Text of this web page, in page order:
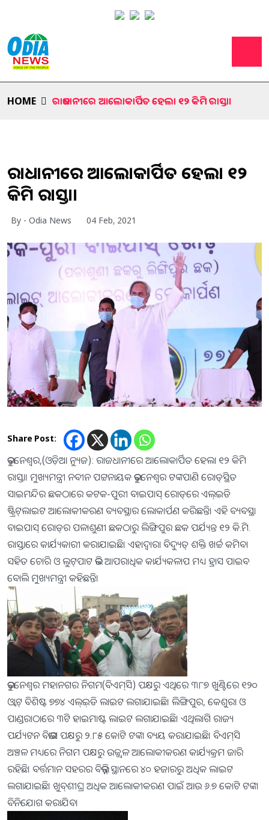
HOME ରାଜଧାନୀରେ ଆଲୋକାର୍ପିତ ହେଲା ୧୨ କିମି ରାସ୍ତା।
ରାଜଧାନୀରେ ଆଲୋକାର୍ପିତ ହେଲା ୧୨
କିମି ରାସ୍ତା।
By - Odia News 04 Feb, 2021
Share Post:
ଭୁବନେଶ୍ୱର,(ଓଡ଼ିଆ ନ୍ୟୁଜ): ରାଜଧାନୀରେ ଆଲୋକାର୍ପିତ ହେଲା ୧୨ କିମି
ରାସ୍ତା। ମୁଖ୍ୟମନ୍ତ୍ରୀ ନବୀନ ପଟ୍ଟନାୟକ ଭୁବନେଶ୍ୱର ଟଙ୍କପାଣି ରୋଡ୍‌ସ୍ଥିତ
ସାଇମନ୍ଦିର ଛକଠାରେ କଟକ-ପୁରୀ ବାଇପାସ୍‌ ରୋଡ୍‌ରେ ଏଲ୍‌ଇଡି
ଷ୍ଟ୍ରିଟ୍‌ଲାଇଟ ଆଲୋକୀକରଣ ବ୍ୟବସ୍ଥାର ଲୋକାର୍ପଣ କରିଛନ୍ତି। ଏହି ବ୍ୟବସ୍ଥା
ବାଇପାସ୍‌ ରୋଡ୍‌ର ପଳାଶୁଣୀ ଛକଠାରୁ ଲିଙ୍ଗିପୁର ଛକ ପର୍ଯ୍ୟନ୍ତ ୧୨ କି.ମି.
ରାସ୍ତାରେ କାର୍ଯ୍ୟକାରୀ କରାଯାଇଛି। ଏହାଦ୍ୱାରା ବିଦ୍ୟୁତ୍‌ ଶକ୍ତି ଖର୍ଚ୍ଚ କମିବା
ସହିତ ଚୋରି ଓ ଲୁଟ୍‌ପାଟ ଭଳି ଆପରାଧିକ କାର୍ଯ୍ୟକଳାପ ମଧ୍ୟ ହ୍ରାସ ପାଇବ
ବୋଲି ମୁଖ୍ୟମନ୍ତ୍ରୀ କହିଛନ୍ତି।
ଭୁବନେଶ୍ୱର ମହାନଗର ନିଗମ(ବିଏମ୍‌ସି) ପକ୍ଷରୁ ଏଥିରେ ୩୮୭ ଖୁଣ୍ଟିରେ ୧୨୦
ଓ୍ବାଟ୍‌ ବିଶିଷ୍ଟ ୭୭୪ ଏଲ୍‌ଇ଼ଡି ଲାଇଟ ଲଗାଯାଇଛି। ଲିଙ୍ଗିପୁର, କେଶୁରା ଓ
ପାଣ୍ଡରାଠାରେ ୩ଟି ହାଇମାଷ୍ଟ ଲାଇଟ ଲଗାଯାଇଛି। ଏଥିଲାଗି ରାଜ୍ୟ
ପର୍ଯ୍ୟଟନ ବିଭାଗ ପକ୍ଷରୁ ୨.୮୫ କୋଟି ଟଙ୍କା ବ୍ୟୟ କରାଯାଇଛି। ବିଏମ୍‌ସି
ଅଞ୍ଚଳ ମଧ୍ୟରେ ନିଗମ ପକ୍ଷରୁ ଉଜ୍ଜ୍ୱଳ ଆଲୋକୀକରଣ କାର୍ଯ୍ୟକ୍ରମ ଜାରି
ରହିଛି। ବର୍ତ୍ତମାନ ସହରର ବିଭିନ୍ନ ସ୍ଥାନରେ ୪୦ ହଜାରରୁ ଅଧିକ ଲାଇଟ
ଲଗାଯାଇଛି। ଖୁବ୍‌ଶୀଘ୍ର ଅଧିକ ଆଲୋକୀକରଣ ପାଇଁ ଆଉ ୬.୭ କୋଟି ଟଙ୍କା
ବିନିଯୋଗ କରାଯିବ।